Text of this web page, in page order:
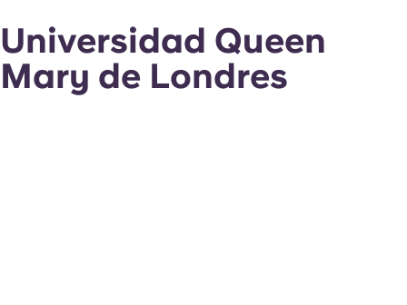
Universidad Queen
Mary de Londres